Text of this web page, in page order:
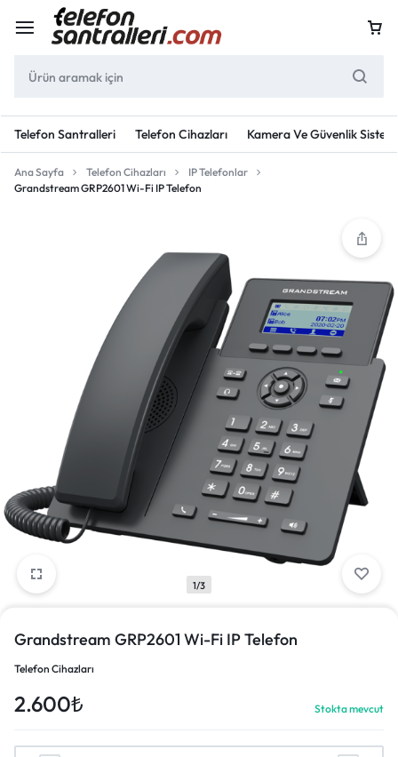
Telefon Santralleri Telefon Cihazları Kamera Ve Güvenlik
Ana Sayfa Telefon Cihazları
IP Telefonlar
Grandstream GRP2601 Wi-Fi IP Telefon
1/3
Grandstream GRP2601 Wi-Fi IP Telefon
Telefon Cihazları
2.600₺ Stokta mevcut